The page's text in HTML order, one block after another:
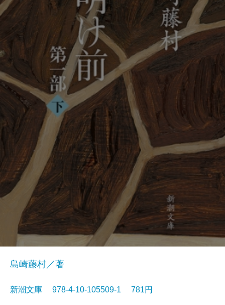
島崎藤村／著
新潮文庫 978-4-10-105509-1 781円